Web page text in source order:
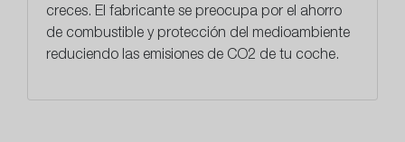
creces. El fabricante se preocupa por el ahorro
de combustible y protección del medioambiente
reduciendo las emisiones de CO2 de tu coche.